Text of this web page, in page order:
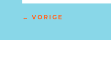
← VORIGE